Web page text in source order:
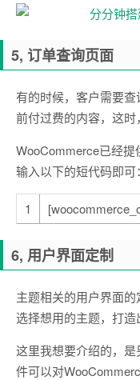
5, 订单查询页面
有的时候，客户需要
前付过费的内容，这时
WooCommerce已经提
输入以下的短代码即可：
1
6, 用户界面定制
主题相关的用户界面
选择想用的主题，打造
这里我想要介绍的，
件可以对